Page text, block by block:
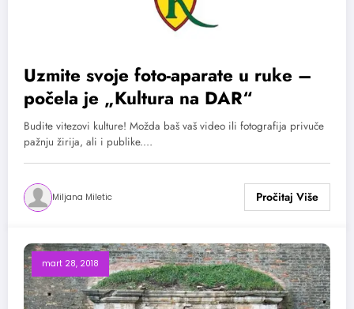
Uzmite svoje foto-aparate u ruke –
počela je „Kultura na DAR“
Budite vitezovi kulture! Možda baš vaš video ili fotografija privuče
pažnju žirija, ali i publike.…
Miljana Miletic
mart 28, 2018